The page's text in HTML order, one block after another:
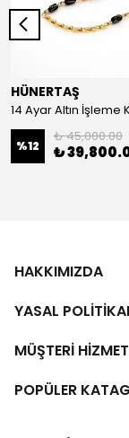
HÜNERTAŞ
%12
₺ 45,000.00
₺
HAKKIMIZDA
YASAL
MÜŞTERİ
POPÜLER